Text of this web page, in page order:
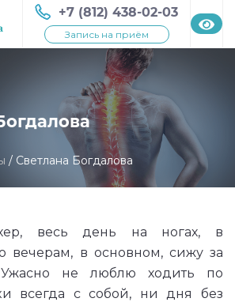
+7 (812) 438-02-03
Запись на приём
/ Светлана Богдалова
весь день на ногах, в
вечерам, в основном, сижу за
Ужасно не люблю ходить по
всегда с собой, ни дня без